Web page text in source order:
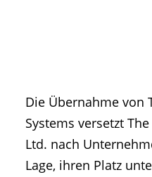
Die Übernahme von
Systems versetzt
Ltd. nach
Lage, ihren Platz